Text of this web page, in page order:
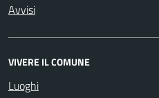
Avvisi
VIVERE IL COMUNE
Luoghi